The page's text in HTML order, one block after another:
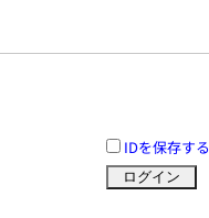
IDを保存する